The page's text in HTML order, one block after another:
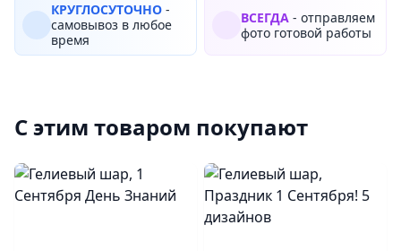
КРУГЛОСУТОЧНО -
самовывоз в любое
время
ВСЕГДА - отправляем
фото готовой работы
С этим товаром покупают